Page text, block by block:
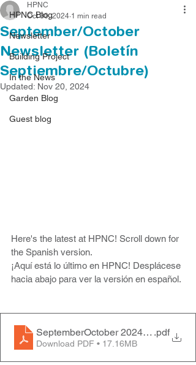
HPNC Blog
Newsletter
Building Project
In the News
Garden Blog
Guest blog
September/October
Newsletter (Boletín
Septiembre/Octubre)
HPNC
Oct 30, 2024 1 min read
Updated: Nov 20, 2024
Here's the latest at HPNC! Scroll down for
the Spanish version.
¡Aquí está lo último en HPNC! Desplácese
hacia abajo para ver la versión en español.
SeptemberOctober 2024 Newsletter
.pdf
Download PDF • 17.16MB